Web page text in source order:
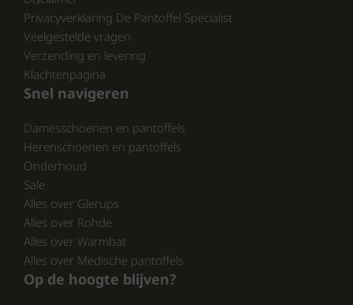
Rubberen profielzool voor grip
De stevige rubberen zool met profiel biedt
optimale grip en stabiliteit. Perfect voor
stadswandelingen of vakantie.
De Remonte D0Q66-62 dames slipper is
speciaal ontworpen voor het voorjaar en de
zomer. Lichtgewicht, ademend en
comfortabel – ideaal bij warm weer.
Bekijk onze volledige collectie van Remonte
op:
Privacyverklaring De Pantoffel Specialist
Veelgestelde vragen
Verzending en levering
Klachtenpagina
Snel navigeren
Damesschoenen en pantoffels
Herenschoenen en pantoffels
Onderhoud
Sale
Alles over Glerups
Alles over Rohde
Alles over Warmbat
Alles over Medische pantoffels
Op de hoogte blijven?